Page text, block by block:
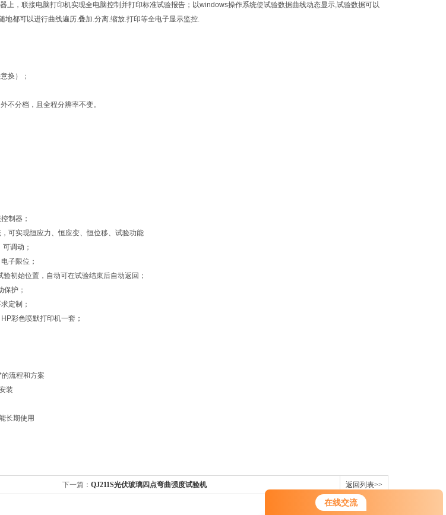
在线交流
上，联接电脑打印机实现全电脑控制并打印标准试验报告；以windows操作系统使试验数据曲线动态显示,试验数据可以
地都可以进行曲线遍历.叠加.分离.缩放.打印等全电子显示监控.
换）；
不分档，且全程分辨率不变。
制器；
可实现恒应力、恒应变、恒位移、试验功能
调动；
子限位；
初始位置，自动可在试验结束后自动返回；
护；
定制；
彩色喷默打印机一套；
流程和方案
装
长期使用
下一篇： QJ211S光伏玻璃四点弯曲强度试验机 返回列表>>